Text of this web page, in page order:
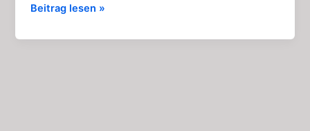
Die
–
Beitrag lesen »